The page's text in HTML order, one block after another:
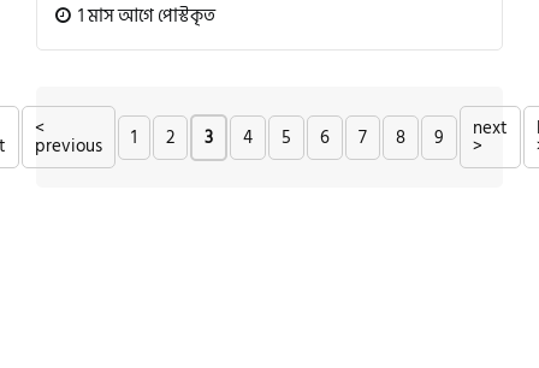
1 মাস আগে পোস্টকৃত
<
previous 1 2 3 4 5 6 7 8 9 next
>